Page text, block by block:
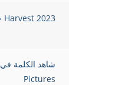
Harvest 2023 حصاد
Pictures